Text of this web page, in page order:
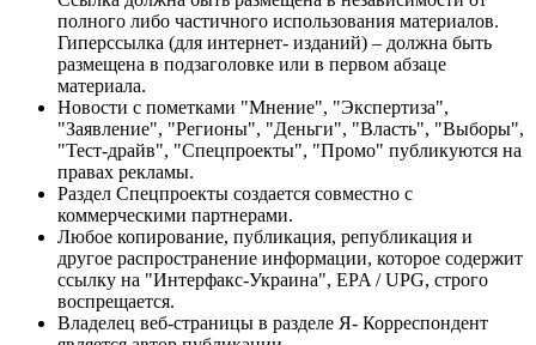
полного либо частичного использования материалов.
Гиперссылка (для интернет- изданий) – должна быть
размещена в подзаголовке или в первом абзаце
материала.
Новости с пометками "Мнение", "Экспертиза",
"Заявление", "Регионы", "Деньги", "Власть", "Выборы",
"Тест-драйв", "Спецпроекты", "Промо" публикуются на
правах рекламы.
Раздел Спецпроекты создается совместно с
коммерческими партнерами.
Любое копирование, публикация, републикация и
другое распространение информации, которое содержит
ссылку на "Интерфакс-Украина", EPA / UPG, строго
воспрещается.
Владелец веб-страницы в разделе Я- Корреспондент